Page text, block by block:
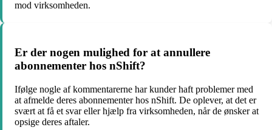
mod virksomheden.
Er der nogen mulighed for at annullere
abonnementer hos nShift?
Ifølge nogle af kommentarerne har kunder haft problemer med
at afmelde deres abonnementer hos nShift. De oplever, at det er
svært at få et svar eller hjælp fra virksomheden, når de ønsker at
opsige deres aftaler.